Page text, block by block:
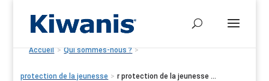
Accueil > Qui sommes-nous ? >
protection de la jeunesse > r protection de la jeunesse ...